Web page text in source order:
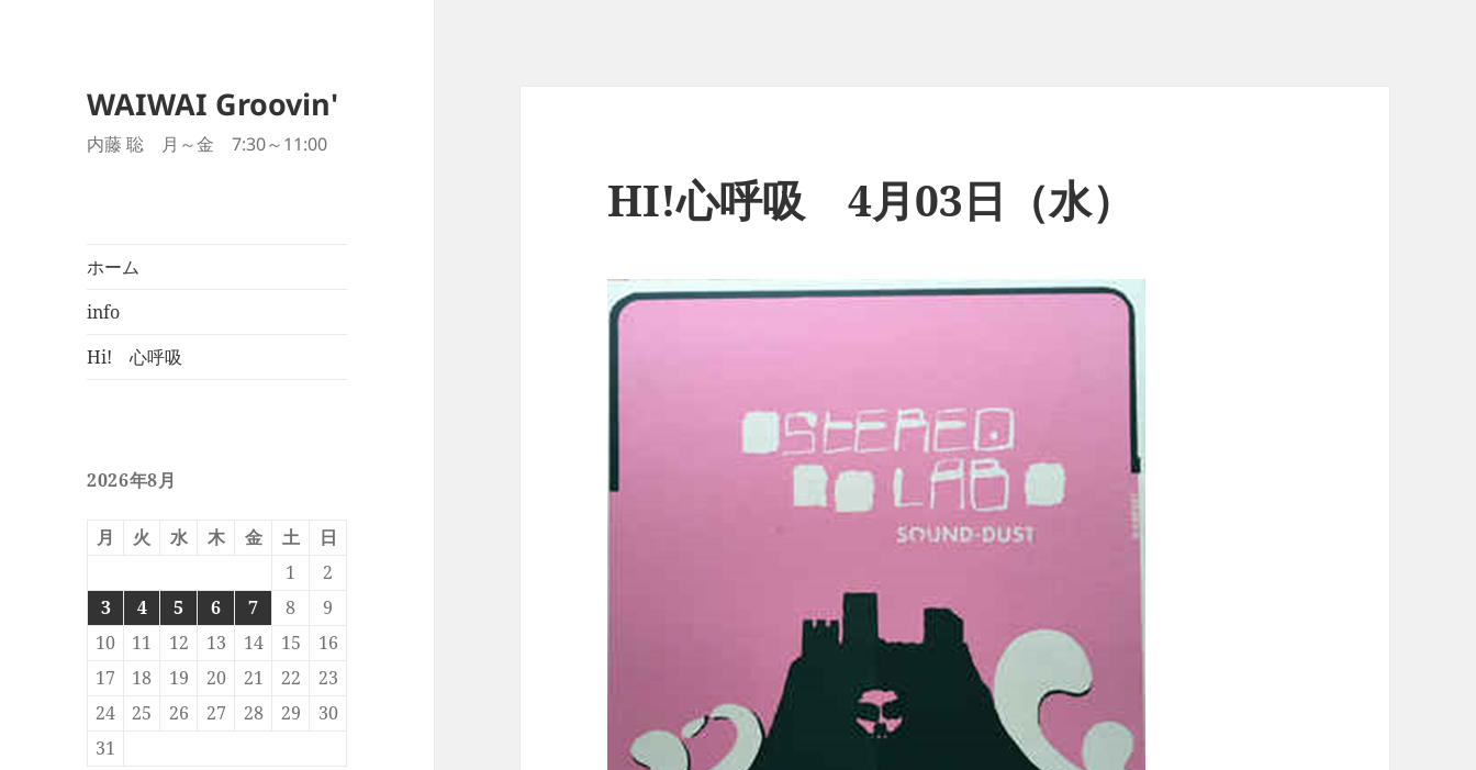
WAIWAI Groovin'
内藤 聡 月～金 7:30～11:00
ホーム
info
Hi! 心呼吸
2026年8月
月 火 水 木 金 土
日
1
2
3
4 5 6 7 8
9
10
11 12 13 14 15
16
17
18 19 20 21 22
23
24
25 26 27 28 29
30
31
HI!心呼吸 4月03日（水）